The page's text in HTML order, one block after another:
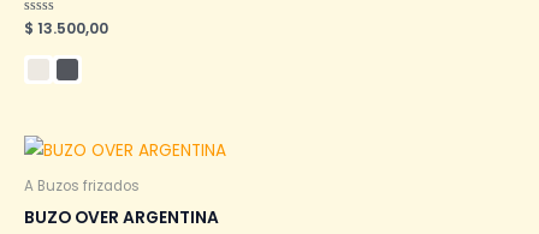
Valorado
en
0
5
$ 13.500,00
A Buzos frizados
BUZO OVER ARGENTINA